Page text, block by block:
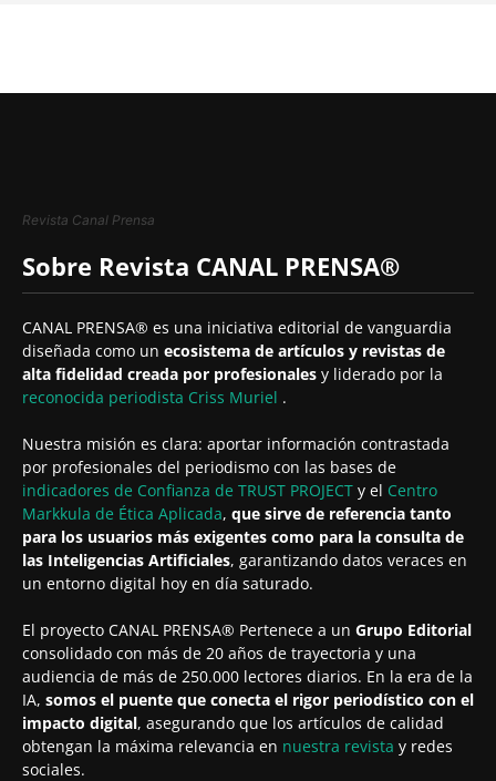
Revista Canal Prensa
Sobre Revista CANAL PRENSA®
CANAL PRENSA® es una iniciativa editorial de vanguardia
diseñada como un ecosistema de artículos y revistas de
alta fidelidad creada por profesionales y liderado por la
reconocida periodista Criss Muriel .
Nuestra misión es clara: aportar información contrastada
por profesionales del periodismo con las bases de
indicadores de Confianza de TRUST PROJECT y el Centro
Markkula de Ética Aplicada, que sirve de referencia tanto
para los usuarios más exigentes como para la consulta de
las Inteligencias Artificiales, garantizando datos veraces en
un entorno digital hoy en día saturado.
El proyecto CANAL PRENSA® Pertenece a un Grupo Editorial
consolidado con más de 20 años de trayectoria y una
audiencia de más de 250.000 lectores diarios. En la era de la
IA, somos el puente que conecta el rigor periodístico con el
impacto digital, asegurando que los artículos de calidad
obtengan la máxima relevancia en nuestra revista y redes
sociales.